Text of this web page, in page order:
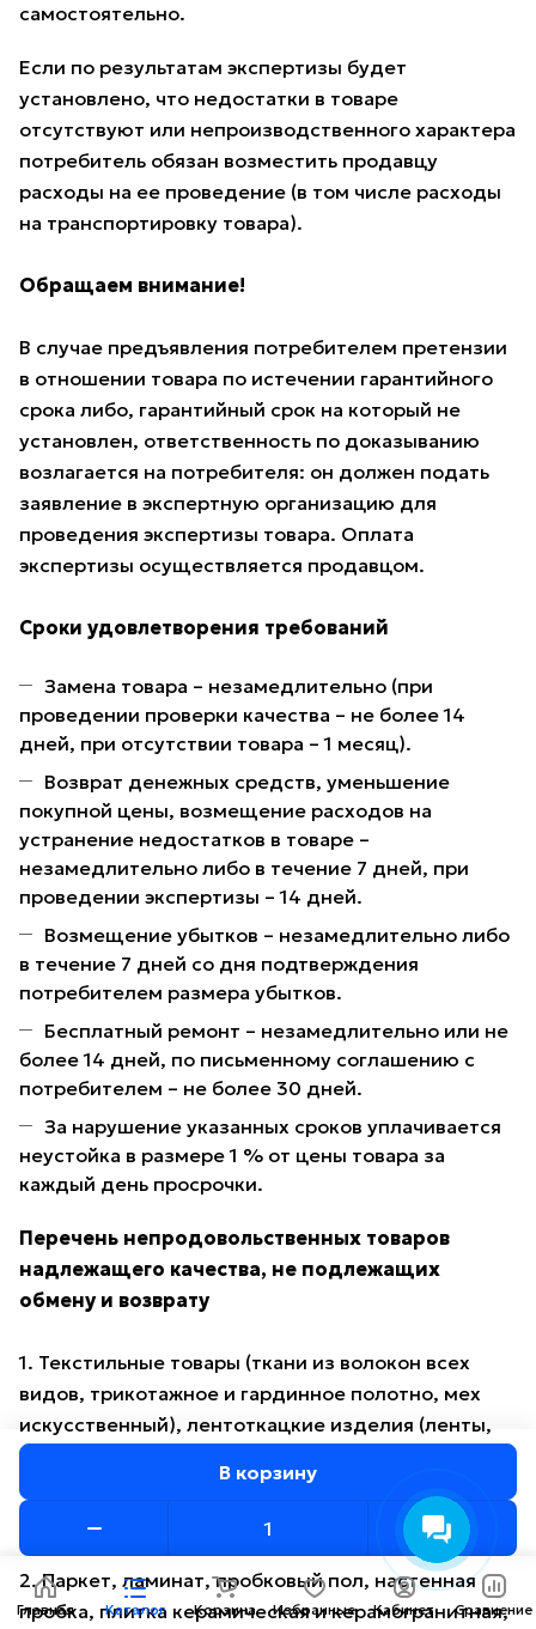
В корзину
самостоятельно.
Если по результатам экспертизы будет
установлено, что недостатки в товаре
отсутствуют или непроизводственного характера
потребитель обязан возместить продавцу
расходы на ее проведение (в том числе расходы
на транспортировку товара).
Обращаем внимание!
В случае предъявления потребителем претензии
в отношении товара по истечении гарантийного
срока либо, гарантийный срок на который не
установлен, ответственность по доказыванию
возлагается на потребителя: он должен подать
заявление в экспертную организацию для
проведения экспертизы товара. Оплата
экспертизы осуществляется продавцом.
Сроки удовлетворения требований
Замена товара – незамедлительно (при
проведении проверки качества – не более 14
дней, при отсутствии товара – 1 месяц).
Возврат денежных средств, уменьшение
покупной цены, возмещение расходов на
устранение недостатков в товаре –
незамедлительно либо в течение 7 дней, при
проведении экспертизы – 14 дней.
Возмещение убытков – незамедлительно либо
в течение 7 дней со дня подтверждения
потребителем размера убытков.
Бесплатный ремонт – незамедлительно или не
более 14 дней, по письменному соглашению с
потребителем – не более 30 дней.
За нарушение указанных сроков уплачивается
неустойка в размере 1 % от цены товара за
каждый день просрочки.
Перечень непродовольственных товаров
надлежащего качества, не подлежащих
обмену и возврату
1. Текстильные товары (ткани из волокон всех
видов, трикотажное и гардинное полотно, мех
искусственный), лентоткацкие изделия (ленты,
кружево, тесьма, шнуры, бахрома), ковровые
изделия, провода, шнуры, кабели, линолеум,
багет, пленка, клеенка и иные метражные товары.
2. Паркет, ламинат, пробковый пол, настенная
пробка, плитка керамическая и керамогранитная,
Главная Каталог Корзина Избранные Кабинет Сравнение